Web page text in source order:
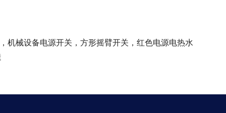
机械设备电源开关，方形摇臂开关，红色电源电热水